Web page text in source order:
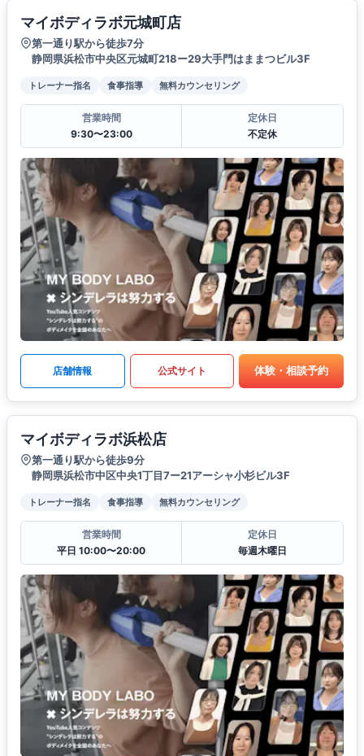
マイボディラボ元城町店
第一通り駅から徒歩7分
静岡県浜松市中央区元城町218ー29大手門はままつビル3F
トレーナー指名 食事指導 無料カウンセリング
営業時間
9:30〜23:00
定休日
不定休
店舗情報 公式サイト 体験・相談予約
マイボディラボ浜松店
第一通り駅から徒歩9分
静岡県浜松市中区中央1丁目7ー21アーシャ小杉ビル3F
トレーナー指名 食事指導 無料カウンセリング
営業時間
平日 10:00〜20:00
定休日
毎週木曜日